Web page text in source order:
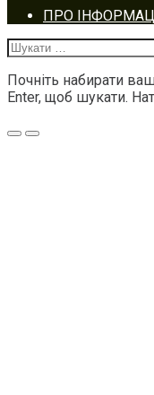
Footer
navigation
ПРО
Шукати:
Почніть набирати
Enter, щоб шукати.
Меню